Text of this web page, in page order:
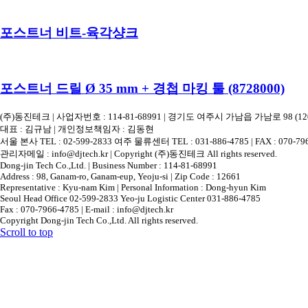
포스트너 비트-육각샹크
포스트너 드릴 Ø 35 mm + 경첩 마킹 툴 (8728000)
(주)동진테크 | 사업자번호 : 114-81-68991 | 경기도 여주시 가남읍 가남로 98
대표 : 김규남 | 개인정보책임자 : 김동현
서울 본사 TEL : 02-599-2833 여주 물류센터 TEL : 031-886-4785 | FAX : 070-
관리자메일 : info@djtech.kr | Copyright (주)동진테크 All rights reserved.
Dong-jin Tech Co.,Ltd. | Business Number : 114-81-68991
Address : 98, Ganam-ro, Ganam-eup, Yeoju-si | Zip Code : 12661
Representative : Kyu-nam Kim | Personal Information : Dong-hyun Kim
Seoul Head Office 02-599-2833 Yeo-ju Logistic Center 031-886-4785
Fax : 070-7966-4785 | E-mail : info@djtech.kr
Copyright Dong-jin Tech Co.,Ltd. All rights reserved.
Scroll to top